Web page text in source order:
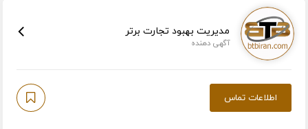
مدیریت بهبود تجارت برتر
آگهی دهنده
اطلاعات تماس